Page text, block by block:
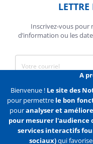
Inscrivez-vous
d’information ou les
J'accepte de recevoir
A
Bienvenue ! Le site des
pour permettre le bon
pouranalyser et
pour mesurer l'audience
services interactifs
sociaux)qui